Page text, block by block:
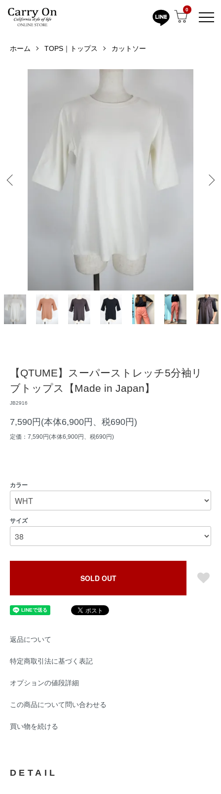
0
ホーム TOPS｜トップス カットソー
【QTUME】スーパーストレッチ5分袖リ
ブトップス【Made in Japan】
JB2916
7,590円(本体6,900円、税690円)
定価：7,590円(本体6,900円、税690円)
カラー
サイズ
SOLD OUT
返品について
特定商取引法に基づく表記
オプションの値段詳細
この商品について問い合わせる
買い物を続ける
DETAIL